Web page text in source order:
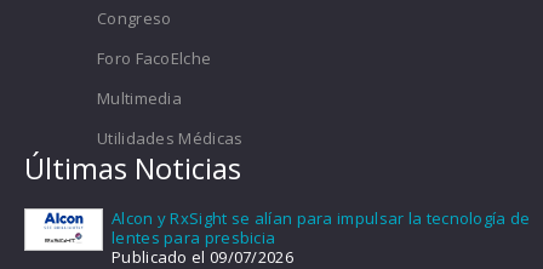
Congreso
Foro FacoElche
Multimedia
Utilidades Médicas
Últimas Noticias
Alcon y RxSight se alían para impulsar la tecnología de
lentes para presbicia
Publicado el 09/07/2026